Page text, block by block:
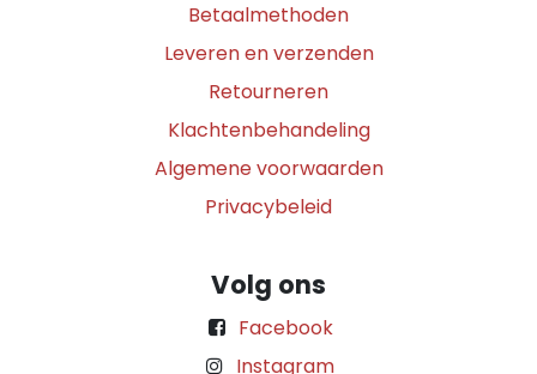
Betaalmethoden
Leveren en verzenden
Retourneren
Klachtenbehandeling
Algemene voorwaarden
Privacybeleid
Volg ons
Facebook
Instagram